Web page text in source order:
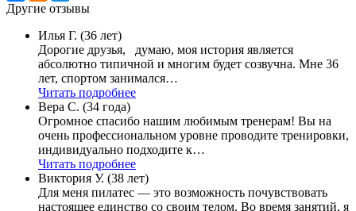
Другие отзывы
Илья Г. (36 лет)
Дорогие друзья, думаю, моя история является
абсолютно типичной и многим будет созвучна. Мне 36
лет, спортом занимался…
Читать подробнее
Вера С. (34 года)
Огромное спасибо нашим любимым тренерам! Вы на
очень профессиональном уровне проводите тренировки,
индивидуально подходите к…
Читать подробнее
Виктория У. (38 лет)
Для меня пилатес — это возможность почувствовать
настоящее единство со своим телом. Во время занятий, я